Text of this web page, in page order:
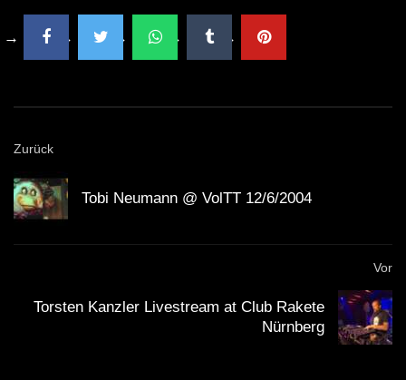
Zurück
Tobi Neumann @ VolTT 12/6/2004
Vor
Torsten Kanzler Livestream at Club Rakete
Nürnberg